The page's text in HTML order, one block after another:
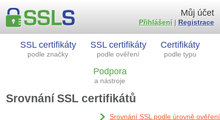
SSL certifikáty
podle značky
SSL certifikáty
podle ověření
Certifikáty
podle typu
Podpora
a nástroje
Můj účet
Přihlášení| Registrace
Srovnání SSL certifikátů
Srovnání SSL podle úrovně ověření